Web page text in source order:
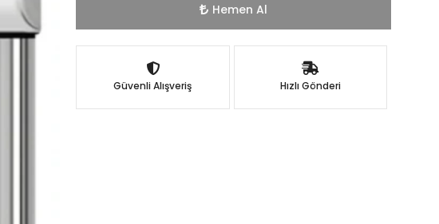
Hemen Al
Güvenli Alışveriş Hızlı Gönderi